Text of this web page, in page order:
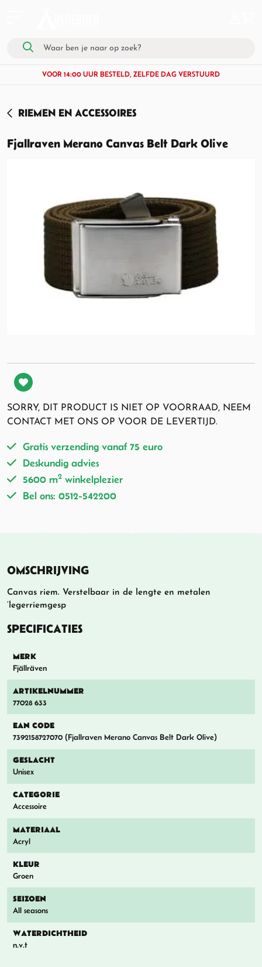
VOOR 14:00 UUR BESTELD, ZELFDE DAG VERSTUURD
RIEMEN EN ACCESSOIRES
Fjallraven Merano Canvas Belt Dark Olive
SORRY, DIT PRODUCT IS NIET OP VOORRAAD, NEEM
CONTACT MET ONS OP VOOR DE LEVERTIJD.
Gratis verzending vanaf 75 euro
Deskundig advies
5600 m2 winkelplezier
Bel ons: 0512-542200
OMSCHRIJVING
Canvas riem. Verstelbaar in de lengte en metalen
‘legerriemgesp
SPECIFICATIES
MERK
Fjällräven
ARTIKELNUMMER
77028 633
EAN CODE
7392158727070 (Fjallraven Merano Canvas Belt Dark Olive)
GESLACHT
Unisex
CATEGORIE
Accessoire
MATERIAAL
Acryl
KLEUR
Groen
SEIZOEN
All seasons
WATERDICHTHEID
n.v.t